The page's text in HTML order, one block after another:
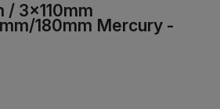
/ 3x110mm
180mm Mercury -